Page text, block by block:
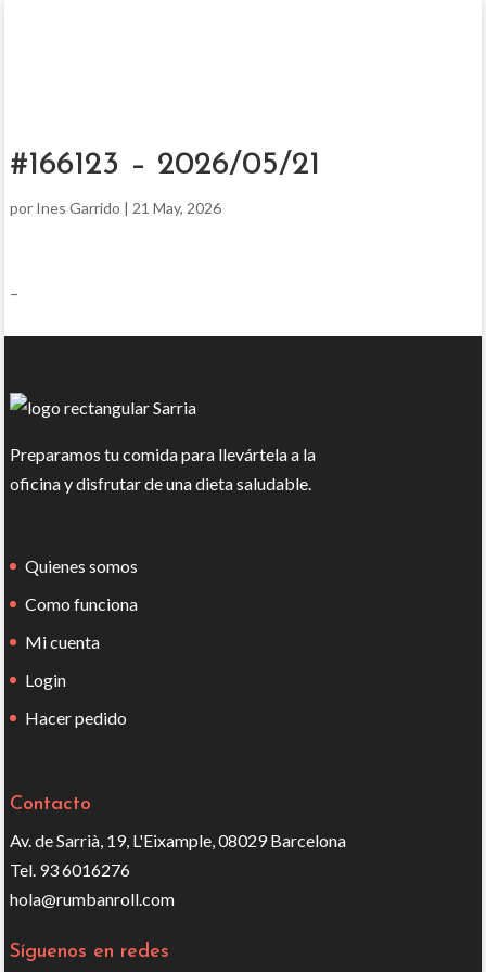
#166123 – 2026/05/21
por Ines Garrido | 21 May, 2026
–
Preparamos tu comida para llevártela a la
oficina y disfrutar de una dieta saludable.
Quienes somos
Como funciona
Mi cuenta
Login
Hacer pedido
Contacto
Av. de Sarrià, 19, L'Eixample, 08029 Barcelona
Tel. 93 6016276
hola@rumbanroll.com
Síguenos en redes